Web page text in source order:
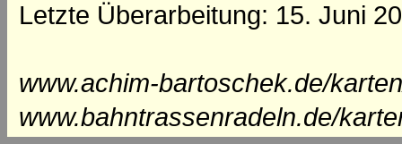
Letzte Überarbeitung: 15. Juni
www.achim-bartoschek.de/
www.bahntrassenradeln.de/